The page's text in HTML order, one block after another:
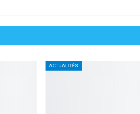
ACTUALITÉS